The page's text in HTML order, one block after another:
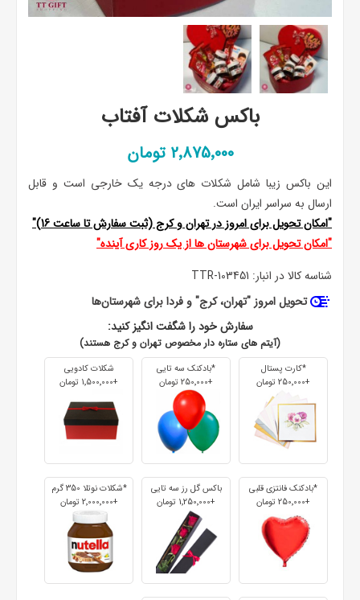
باکس شکلات آفتاب
2٬875٬000 تومان
این باکس زیبا شامل شکلات های درجه یک خارجی است و قابل
ارسال به سراسر ایران است.
"امکان تحویل برای امروز در تهران و کرج (ثبت سفارش تا ساعت 16)"
"امکان تحویل برای شهرستان ها از یک روز کاری آینده"
شناسه کالا در انبار: TTR-103451
تحویل امروز "تهران، کرج" و فردا برای شهرستان‌ها
سفارش خود را شگفت انگیز کنید:
(آیتم های ستاره دار مخصوص تهران و کرج هستند)
*کارت پستال
+250٬000 تومان
*بادکنک سه تایی
+250٬000 تومان
شکلات کادویی
+1٬500٬000 تومان
*بادکنک فانتزی قلبی
+250٬000 تومان
باکس گل رز سه تایی
+1٬250٬000 تومان
*شکلات نوتلا 350 گرم
+2٬000٬000 تومان